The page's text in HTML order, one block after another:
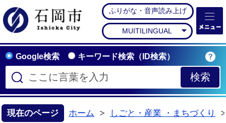
石岡市公式ホームペー
ふりがな・音声読み上げ
MUITILINGUAL
Google検索 キーワード検索（ID検索）
現在のページ ホーム
しごと・産業 ・まちづくり